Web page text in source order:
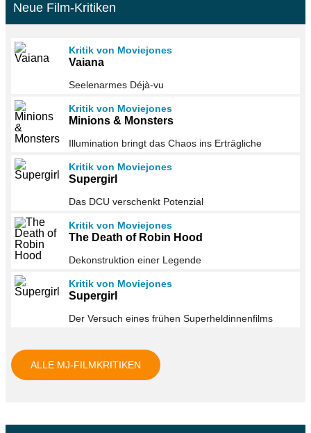
Neue Film-Kritiken
Kritik von Moviejones
Vaiana
Seelenarmes Déjà-vu
Kritik von Moviejones
Minions & Monsters
Illumination bringt das Chaos ins Erträgliche
Kritik von Moviejones
Supergirl
Das DCU verschenkt Potenzial
Kritik von Moviejones
The Death of Robin Hood
Dekonstruktion einer Legende
Kritik von Moviejones
Supergirl
Der Versuch eines frühen Superheldinnenfilms
ALLE MJ-FILMKRITIKEN